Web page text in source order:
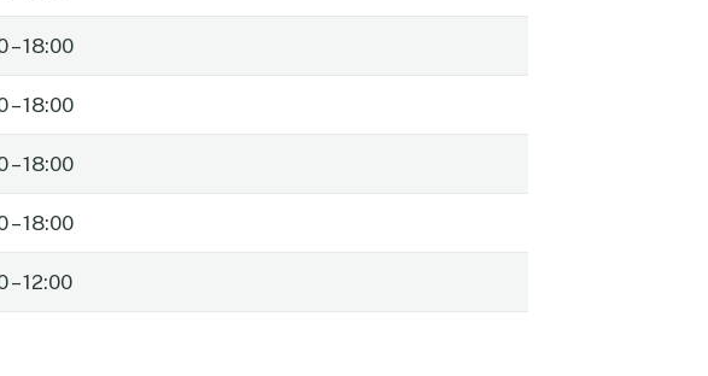
– 18:00
– 18:00
– 18:00
– 18:00
– 12:00